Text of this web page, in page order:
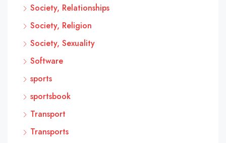
Society, Relationships
Society, Religion
Society, Sexuality
Software
sports
sportsbook
Transport
Transports